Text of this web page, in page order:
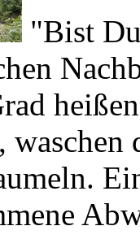
waschen
auf